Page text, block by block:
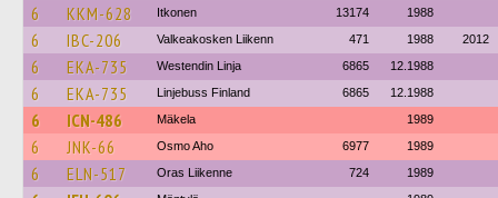
6 KKM-628 Itkonen 13174 1988
6 IBC-206 Valkeakosken Liikenn 471 1988 2012
6 EKA-735 Westendin Linja 6865 12.1988
6 EKA-735 Linjebuss Finland 6865 12.1988
6 ICN-486 Mäkela 1989
6 JNK-66 Osmo Aho 6977 1989
6 ELN-517 Oras Liikenne 724 1989